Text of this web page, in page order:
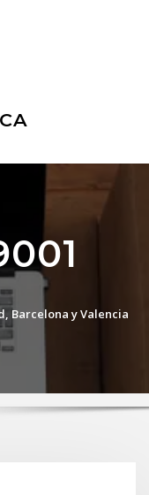
Barcelona y Valencia